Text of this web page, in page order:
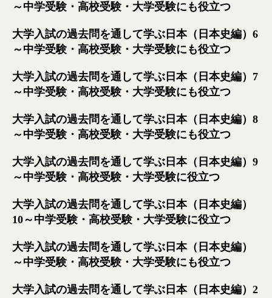
～中学受験・高校受験・大学受験にも役立つ
大学入試の過去問を通して学ぶ日本（日本史編）6
～中学受験・高校受験・大学受験にも役立つ
大学入試の過去問を通して学ぶ日本（日本史編）7
～中学受験・高校受験・大学受験にも役立つ
大学入試の過去問を通して学ぶ日本（日本史編）8
～中学受験・高校受験・大学受験にも役立つ
大学入試の過去問を通して学ぶ日本（日本史編）9
～中学受験・高校受験・大学受験に役立つ
大学入試の過去問を通して学ぶ日本（日本史編）
10～中学受験・高校受験・大学受験に役立つ
大学入試の過去問を通して学ぶ日本（日本史編）
～中学受験・高校受験・大学受験にも役立つ
大学入試の過去問を通して学ぶ日本（日本史編）2